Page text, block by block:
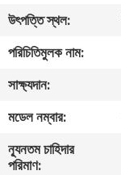
আমাদের
সম্পর্কে
কারখানা
ভ্রমণ
উৎপত্তি স্থল:
পরিচিতিমুলক নাম:
সাক্ষ্যদান:
মডেল নম্বার:
ন্যূনতম চাহিদার
পরিমাণ: